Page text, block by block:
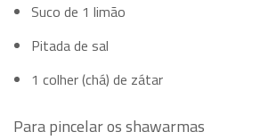
Suco de 1 limão
Pitada de sal
1 colher (chá) de zátar
Para pincelar os shawarmas